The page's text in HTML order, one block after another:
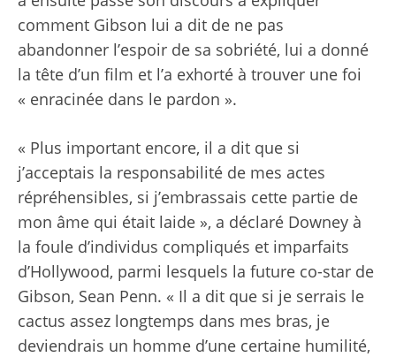
comment Gibson lui a dit de ne pas
abandonner l’espoir de sa sobriété, lui a donné
la tête d’un film et l’a exhorté à trouver une foi
« enracinée dans le pardon ».
« Plus important encore, il a dit que si
j’acceptais la responsabilité de mes actes
répréhensibles, si j’embrassais cette partie de
mon âme qui était laide », a déclaré Downey à
la foule d’individus compliqués et imparfaits
d’Hollywood, parmi lesquels la future co-star de
Gibson, Sean Penn. « Il a dit que si je serrais le
cactus assez longtemps dans mes bras, je
deviendrais un homme d’une certaine humilité,